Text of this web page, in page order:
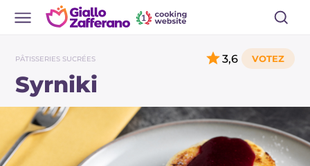
PÂTISSERIES SUCRÉES
Syrniki
3,6